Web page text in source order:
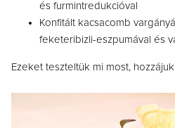
és furmintredukcióval
Konfitált kacsacomb
feketeribizli-eszpumával és
Ezeket teszteltük mi most,